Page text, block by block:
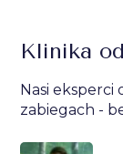
Klinika
Nasi eksperci
zabiegach -